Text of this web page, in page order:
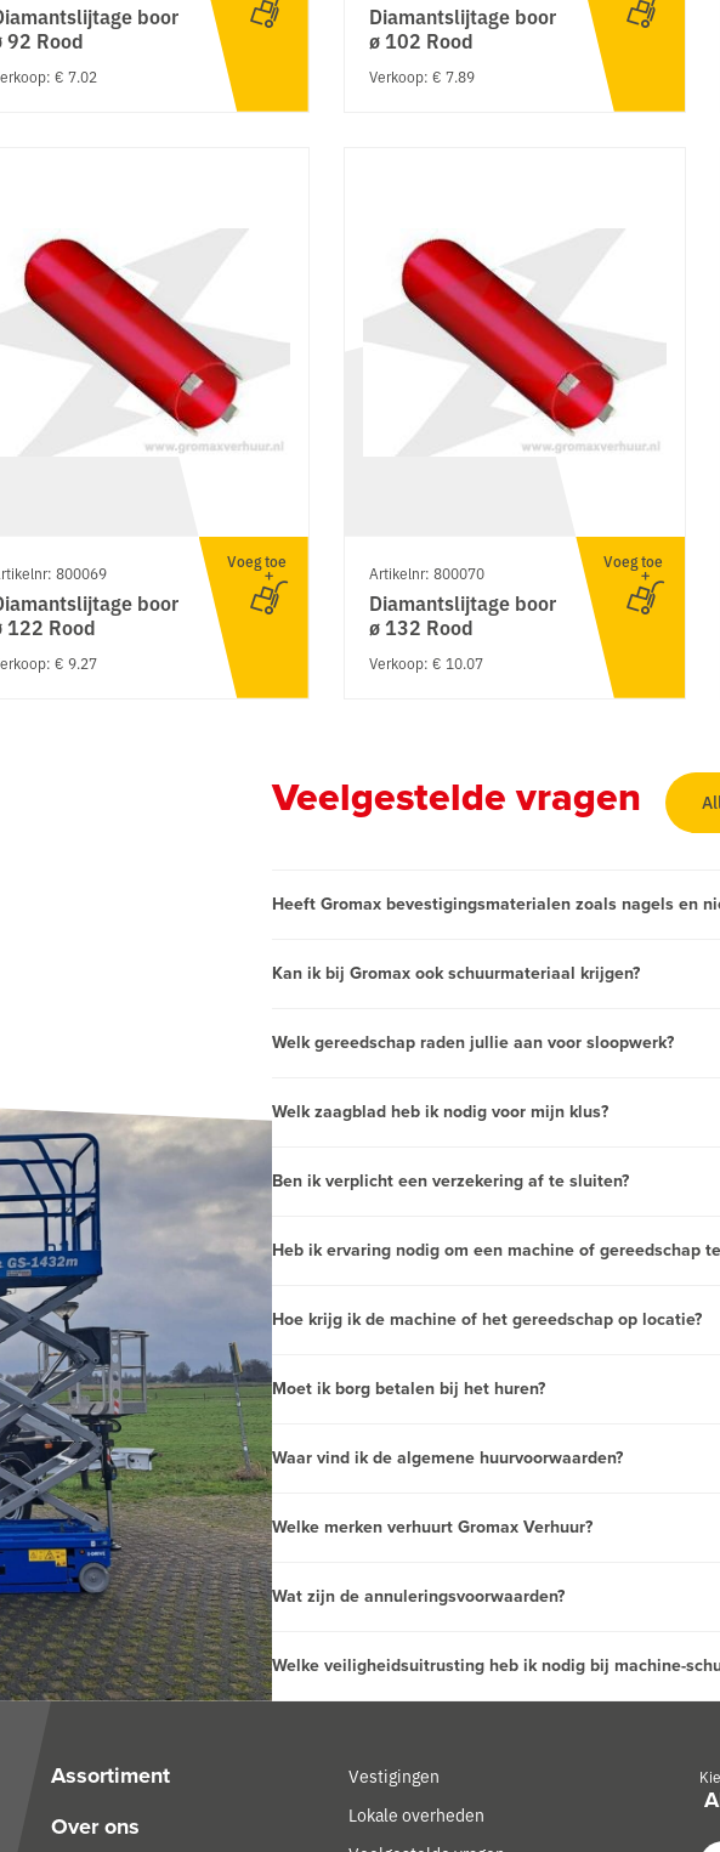
boor
92 Rood
€ 7.02
Diamantslijtage boor
ø 102 Rood
Verkoop: € 7.89
800069
boor
122 Rood
€ 9.27
Voeg toe
Artikelnr: 800070
Diamantslijtage boor
ø 132 Rood
Verkoop: € 10.07
Voeg toe
Veelgestelde vragen
Heeft Gromax bevestigingsmaterialen zoals nagels en
Kan ik bij Gromax ook schuurmateriaal krijgen?
Welk gereedschap raden jullie aan voor sloopwerk?
Welk zaagblad heb ik nodig voor mijn klus?
Ben ik verplicht een verzekering af te sluiten?
Heb ik ervaring nodig om een machine of gereedschap
Hoe krijg ik de machine of het gereedschap op locatie?
Moet ik borg betalen bij het huren?
Waar vind ik de algemene huurvoorwaarden?
Welke merken verhuurt Gromax Verhuur?
Wat zijn de annuleringsvoorwaarden?
Welke veiligheidsuitrusting heb ik nodig bij machine-
Assortiment
Over ons
Vestigingen
Lokale overheden